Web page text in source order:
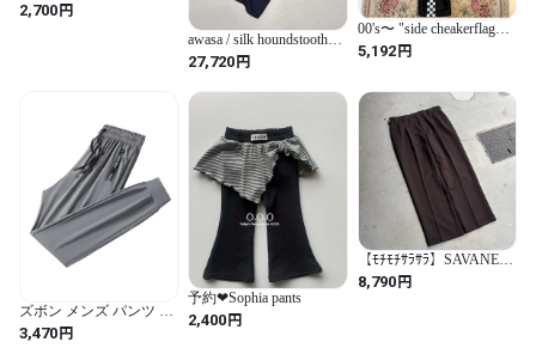
ツ
2,700円
awasa / silk houndstooth
camisole dress (BLACK)
27,720円
00's〜 "side cheakerflag
pattarn" truck pants【M】
5,192円
ズボン メンズ パンツ ジ
ョガーパンツ ストレッ
チ スウェットパンツ テ
3,470円
予約❤︎Sophia pants
2,400円
【ﾓﾁﾓﾁｻﾗｻﾗ】SAVANE
Two Tuck Slacks
8,790円